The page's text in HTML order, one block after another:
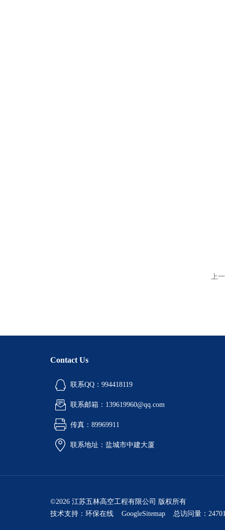
上
Contact Us
联系QQ：994418119
联系邮箱：139619960@qq.com
传真：89969911
联系地址：盐城市中建大厦
©2026 江苏五林高空工程有限公司 版权所有
技术支持： 环保在线 GoogleSitemap 总访问量：